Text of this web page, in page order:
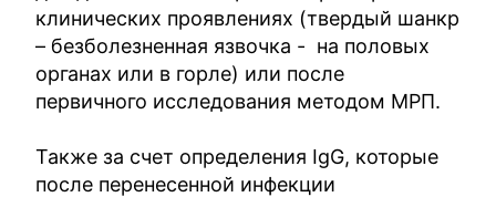
клинических проявлениях (твердый шанкр
– безболезненная язвочка - на половых
органах или в горле) или после
первичного исследования методом МРП.
Также за счет определения IgG, которые
после перенесенной инфекции